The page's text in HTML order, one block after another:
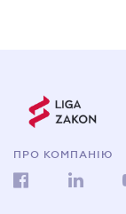
ПРО КОМПАНІЮ